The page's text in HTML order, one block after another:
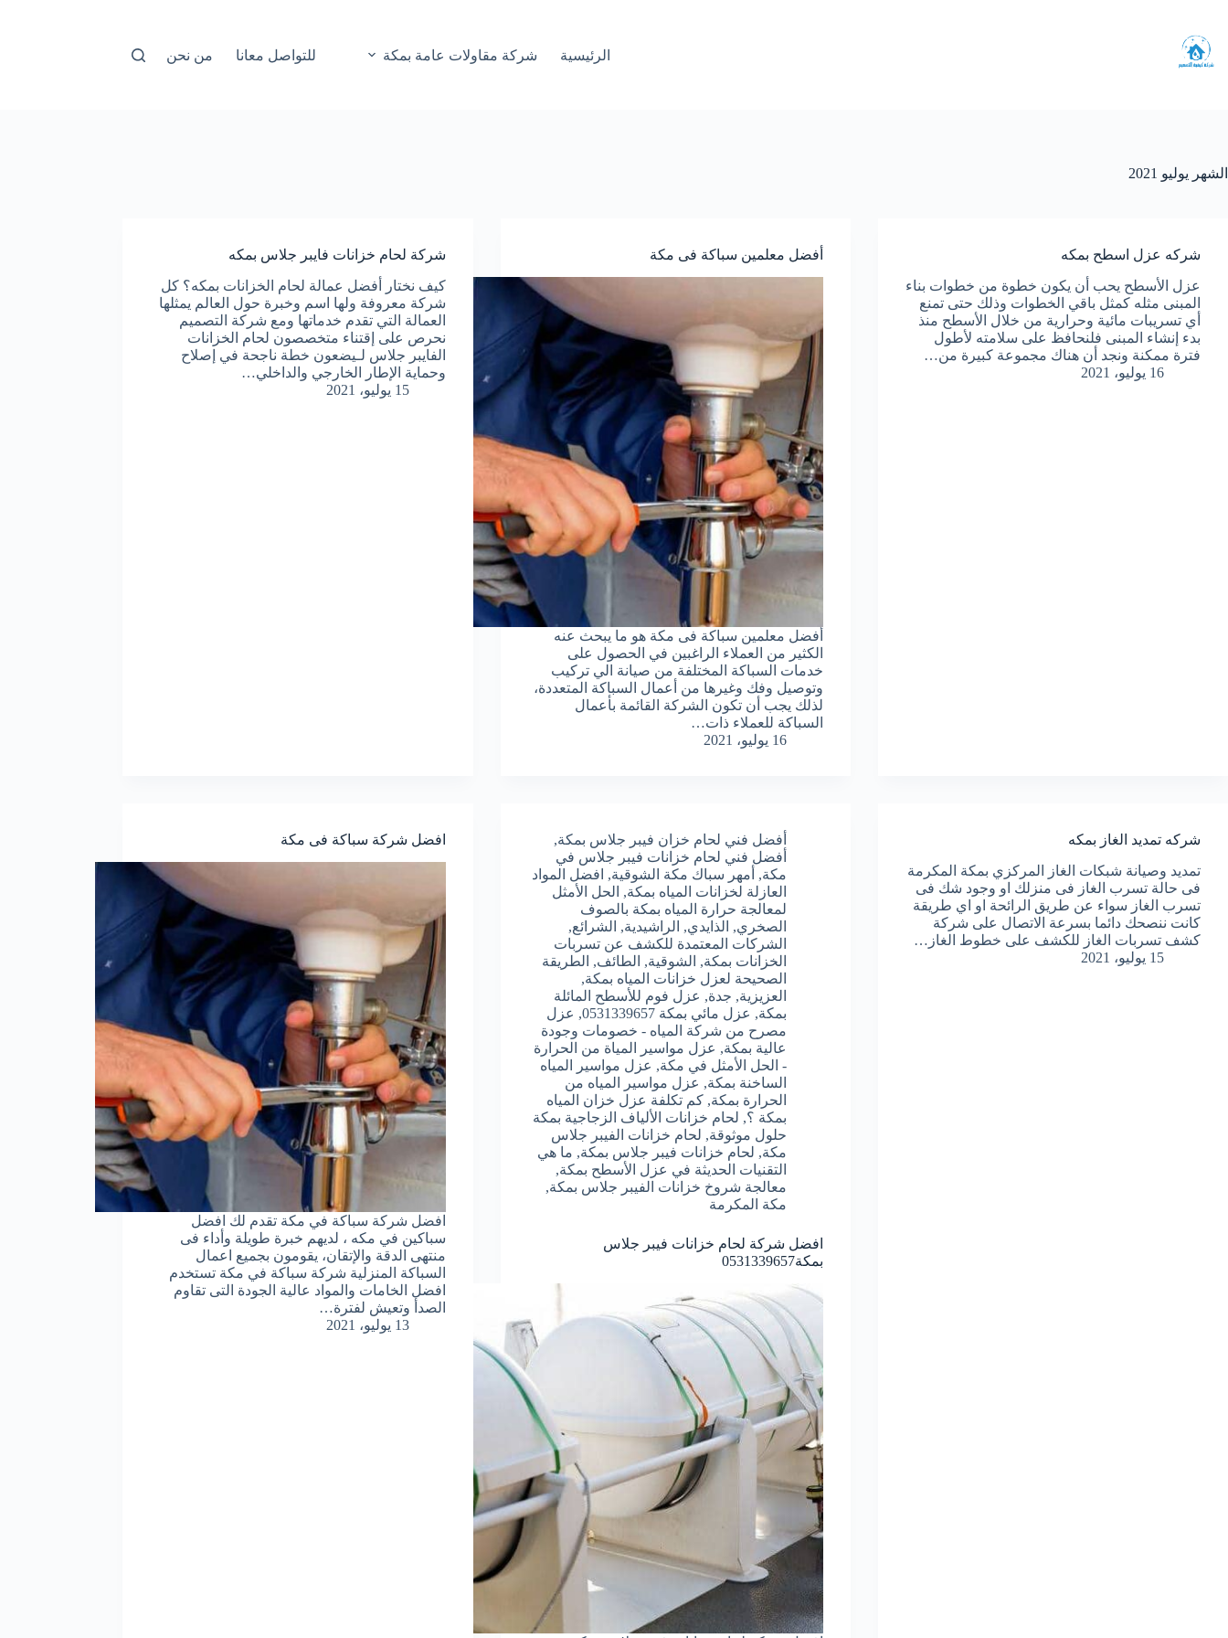
المحتوى
الرئيسية شركة مقاولات عامة بمكة للتواصل معانا من نحن
الشهر يوليو 2021
شركه عزل اسطح بمكه
عزل الأسطح يحب أن يكون خطوة من خطوات بناء
المبنى مثله كمثل باقي الخطوات وذلك حتى تمنع
أي تسريبات مائية وحرارية من خلال الأسطح منذ
بدء إنشاء المبنى فلنحافظ على سلامته لأطول
فترة ممكنة ونجد أن هناك مجموعة كبيرة من…
16 يوليو، 2021
أفضل معلمين سباكة فى مكة
أفضل معلمين سباكة فى مكة هو ما يبحث عنه
الكثير من العملاء الراغبين في الحصول على
خدمات السباكة المختلفة من صيانة الي تركيب
وتوصيل وفك وغيرها من أعمال السباكة المتعددة،
لذلك يجب أن تكون الشركة القائمة بأعمال
السباكة للعملاء ذات…
16 يوليو، 2021
شركة لحام خزانات فايبر جلاس بمكه
كيف نختار أفضل عمالة لحام الخزانات بمكه؟ كل
شركة معروفة ولها اسم وخبرة حول العالم يمثلها
العمالة التي تقدم خدماتها ومع شركة التصميم
نحرص على إقتناء متخصصون لحام الخزانات
الفايبر جلاس لـيضعون خطة ناجحة في إصلاح
وحماية الإطار الخارجي والداخلي…
15 يوليو، 2021
شركه تمديد الغاز بمكه
تمديد وصيانة شبكات الغاز المركزي بمكة المكرمة
فى حالة تسرب الغاز فى منزلك او وجود شك فى
تسرب الغاز سواء عن طريق الرائحة او اي طريقة
كانت ننصحك دائما بسرعة الاتصال على شركة
كشف تسربات الغاز للكشف على خطوط الغاز…
15 يوليو، 2021
أفضل فني لحام خزان فيبر جلاس بمكة,
أفضل فني لحام خزانات فيبر جلاس في
مكة, أمهر سباك مكة الشوقية, افضل المواد
العازلة لخزانات المياه بمكة, الحل الأمثل
لمعالجة حرارة المياه بمكة بالصوف
الصخري, الذايدي, الراشيدية, الشرائع,
الشركات المعتمدة للكشف عن تسربات
الخزانات بمكة, الشوقية, الطائف, الطريقة
الصحيحة لعزل خزانات المياه بمكة,
العزيزية, جدة, عزل فوم للأسطح المائلة
بمكة, عزل مائي بمكة 0531339657 , عزل
مصرح من شركة المياه - خصومات وجودة
عالية بمكة, عزل مواسير المياة من الحرارة
- الحل الأمثل في مكة, عزل مواسير المياه
الساخنة بمكة, عزل مواسير المياه من
الحرارة بمكة,كم تكلفة عزل خزان المياه
بمكة ؟, لحام خزانات الألياف الزجاجية بمكة
حلول موثوقة, لحام خزانات الفيبر جلاس
مكة, لحام خزانات فيبر جلاس بمكة, ما هي
التقنيات الحديثة في عزل الأسطح بمكة,
معالجة شروخ خزانات الفيبر جلاس بمكة,
مكة المكرمة
افضل شركة لحام خزانات فيبر جلاس
بمكة0531339657
افضل شركة سباكة فى مكة
افضل شركة سباكة في مكة تقدم لك افضل
سباكين في مكه ، لديهم خبرة طويلة وأداء فى
منتهى الدقة والإتقان، يقومون بجميع اعمال
السباكة المنزلية شركة سباكة في مكة تستخدم
افضل الخامات والمواد عالية الجودة التى تقاوم
الصدأ وتعيش لفترة…
13 يوليو، 2021